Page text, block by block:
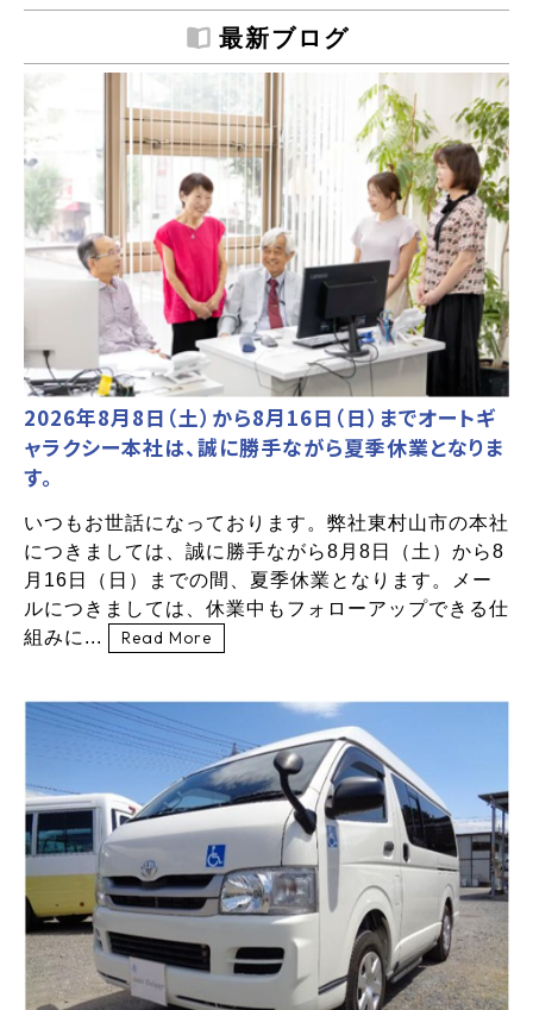
最新ブログ
2026年8月8日（土）から8月16日（日）までオートギ
ャラクシー本社は、誠に勝手ながら夏季休業となりま
す。
いつもお世話になっております。弊社東村山市の本社
につきましては、誠に勝手ながら8月8日（土）から8
月16日（日）までの間、夏季休業となります。メー
ルにつきましては、休業中もフォローアップできる仕
組みに...
Read More